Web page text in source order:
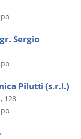
Sergio
Pilutti (s.r.l.)
128